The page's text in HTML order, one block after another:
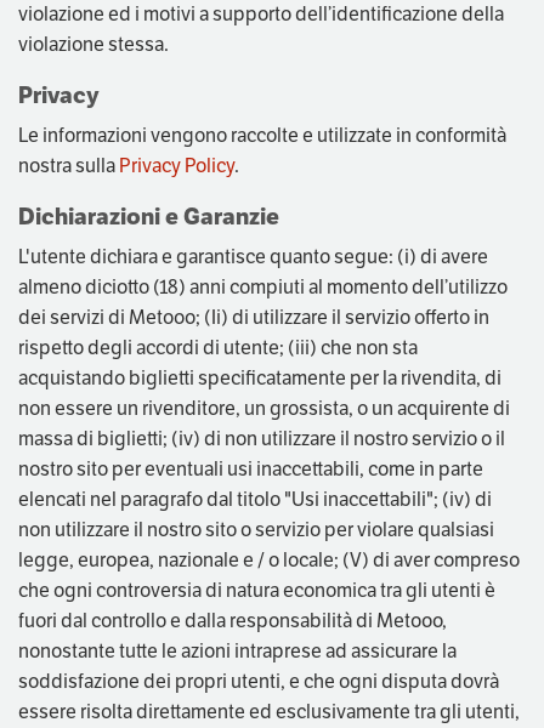
violazione ed i motivi a supporto dell’identificazione della
violazione stessa.
Privacy
Le informazioni vengono raccolte e utilizzate in conformità
nostra sullaPrivacy Policy.
Dichiarazioni e Garanzie
L'utente dichiara e garantisce quanto segue: (i) di avere
almeno diciotto (18) anni compiuti al momento dell’utilizzo
dei servizi di Metooo; (Ii) di utilizzare il servizio offerto in
rispetto degli accordi di utente; (iii) che non sta
acquistando biglietti specificatamente per la rivendita, di
non essere un rivenditore, un grossista, o un acquirente di
massa di biglietti; (iv) di non utilizzare il nostro servizio o il
nostro sito per eventuali usi inaccettabili, come in parte
elencati nel paragrafo dal titolo "Usi inaccettabili"; (iv) di
non utilizzare il nostro sito o servizio per violare qualsiasi
legge, europea, nazionale e / o locale; (V) di aver compreso
che ogni controversia di natura economica tra gli utenti è
fuori dal controllo e dalla responsabilità di Metooo,
nonostante tutte le azioni intraprese ad assicurare la
soddisfazione dei propri utenti, e che ogni disputa dovrà
essere risolta direttamente ed esclusivamente tra gli utenti,